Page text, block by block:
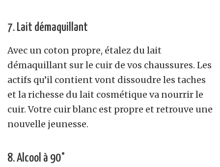
7. Lait démaquillant
Avec un coton propre, étalez du lait
démaquillant sur le cuir de vos chaussures. Les
actifs qu’il contient vont dissoudre les taches
et la richesse du lait cosmétique va nourrir le
cuir. Votre cuir blanc est propre et retrouve une
nouvelle jeunesse.
8. Alcool à 90°